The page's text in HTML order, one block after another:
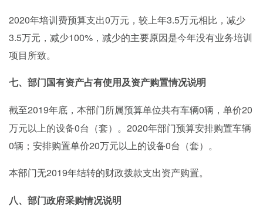
2020年培训费预算支出0万元，较上年3.5万元相比，减少
3.5万元，减少100%，减少的主要原因是今年没有业务培训
项目所致。
七、部门国有资产占有使用及资产购置情况说明
截至2019年底，本部门所属预算单位共有车辆0辆，单价20
万元以上的设备0台（套）。2020年部门预算安排购置车辆
0辆；安排购置单价20万元以上的设备0台（套）。
本部门无2019年结转的财政拨款支出资产购置。
八、部门政府采购情况说明